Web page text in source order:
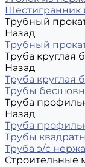
Шестигранник
Трубный
Назад
Трубный
Труба круглая
Назад
Труба круглая
Трубы
Труба
Назад
Труба
Трубы
Труба э/с
Строительные